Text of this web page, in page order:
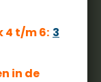
zijn.
beleid.
4 t/m 6: 3
in de